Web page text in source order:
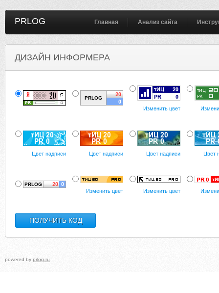
PRLOG Главная Анализ сайта
ДИЗАЙН ИНФОРМЕРА
Изменить цвет
Цвет надписи Цвет надписи Цвет надписи Цвет
Изменить цвет Изменить цвет
powered by prlog.ru